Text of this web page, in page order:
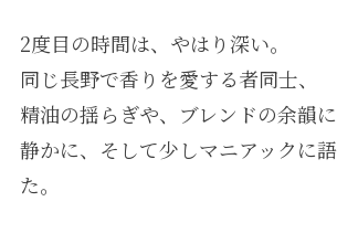
2度目の時間は、やはり深い。
同じ長野で香りを愛する者同士、
精油の揺らぎや、ブレンドの余韻
静かに、そして少しマニアックに
た。